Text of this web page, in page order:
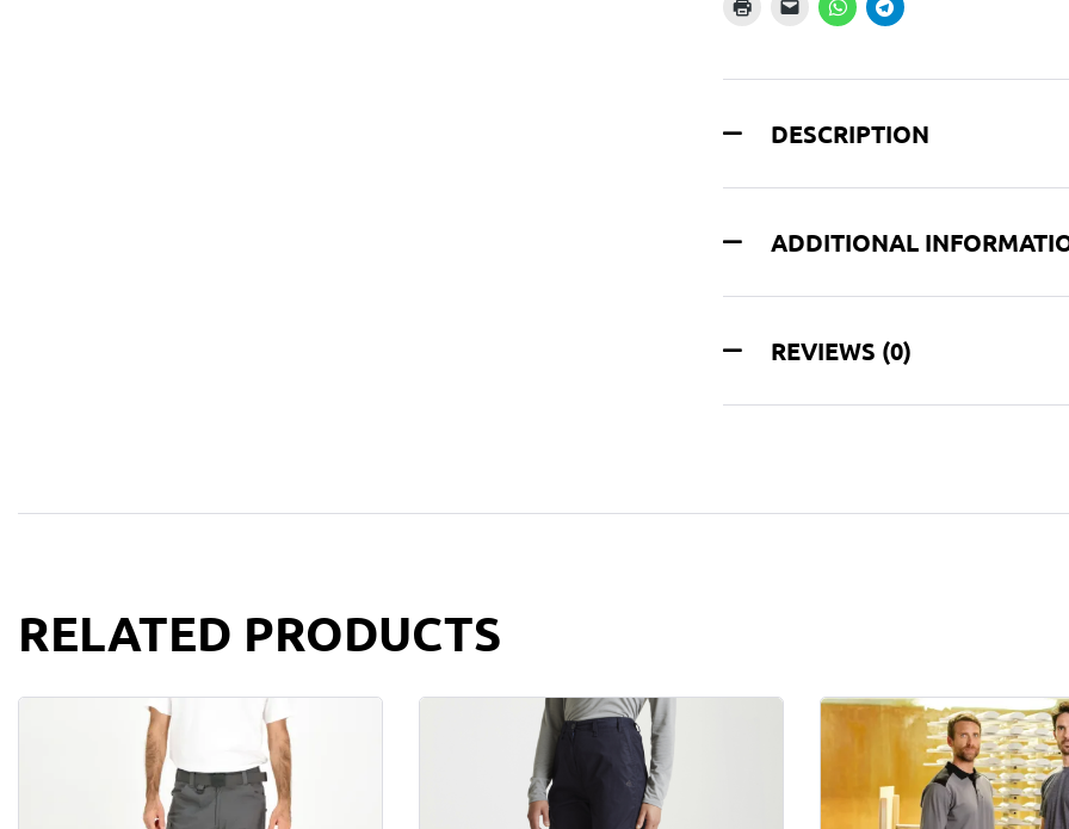
DESCRIPTION
ADDITIONAL
REVIEWS (0)
RELATED PRODUCTS